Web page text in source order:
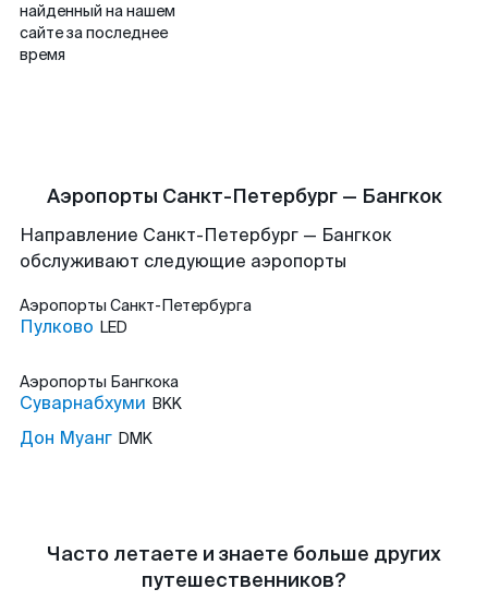
найденный на нашем
сайте за последнее
время
Аэропорты Санкт-Петербург — Бангкок
Направление Санкт-Петербург — Бангкок
обслуживают следующие аэропорты
Аэропорты Санкт-Петербурга
Пулково LED
Аэропорты Бангкока
Суварнабхуми BKK
Дон Муанг DMK
Часто летаете и знаете больше других
путешественников?